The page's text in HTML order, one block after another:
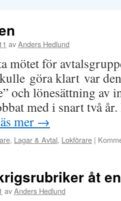
avAnders Hedlund
mötet för
göra klart var
och lönesättning
med i snart två år.
mer →
, Lagar & Avtal, Lokförare |
åt
avAnders Hedlund